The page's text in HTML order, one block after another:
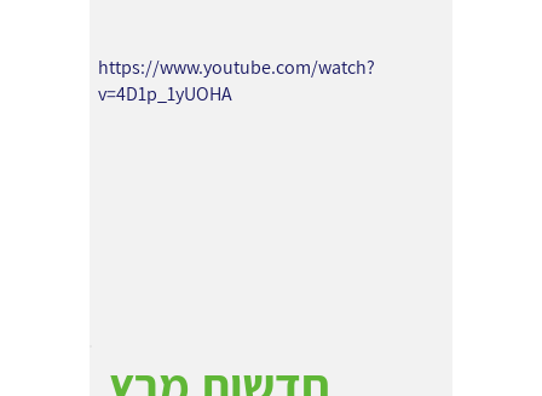
https://www.youtube.com/watch?
v=4D1p_1yUOHA